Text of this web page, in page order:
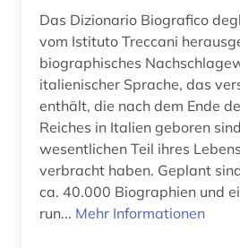
geschichte 1450-1950 (1)
geschichte 1500 - 1800 (1)
geschichte 1574-1739 (1)
geschichte 1620-1800 (1)
Das Dizionario Biografico
vom Istituto Treccani
biographisches
italienischer Sprache, das
enthält, die nach dem Ende
Reiches in Italien geboren
wesentlichen Teil ihres
verbracht haben. Geplant
ca. 40.000 Biographien und
run... Mehr Informationen